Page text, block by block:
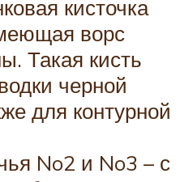
кисточка
ворс
Такая кисть
черной
для контурной
No2 и No3 – с